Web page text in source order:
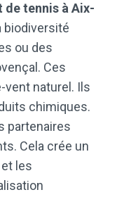
tennis à Aix-
biodiversité
ou des
Ces
vent naturel. Ils
chimiques.
partenaires
Cela crée un
les